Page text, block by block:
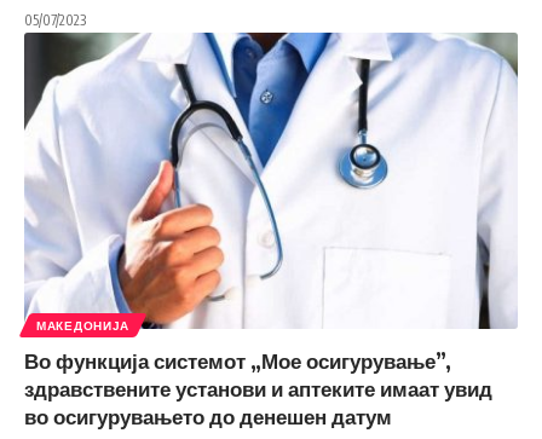
05/07/2023
МАКЕДОНИЈА
Во функција системот „Мое осигурување”,
здравствените установи и аптеките имаат увид
во осигурувањето до денешен датум